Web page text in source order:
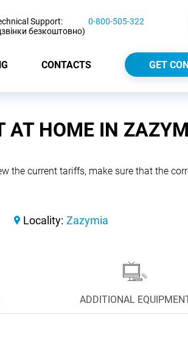
Support:
безкоштовно)
0-800-505-322
CONTACTS GET
AT HOME IN
the current tariffs, make sure that the
Locality: Zazymia
ADDITIONAL